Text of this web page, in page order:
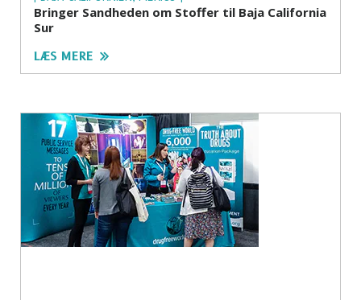
Bringer Sandheden om Stoffer til Baja California
Sur
LÆS MERE